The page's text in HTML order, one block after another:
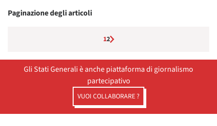
Paginazione degli articoli
12
Gli Stati Generali è anche piattaforma di giornalismo
partecipativo
VUOI COLLABORARE ?